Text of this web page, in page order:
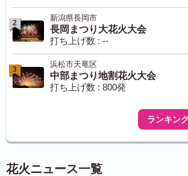
2
新潟県長岡市
長岡まつり大花火大会
打ち上げ数 : --
3
浜松市天竜区
中部まつり地割花火大会
打ち上げ数 : 800発
ランキン
花火ニュース一覧